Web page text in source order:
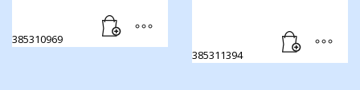
385310969
385311394